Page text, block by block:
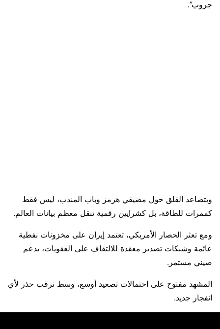
جروب”.
ويتصاعد القلق حول مضيقي هرمز وباب المندب، ليس فقط
كممرات للطاقة، بل كشرايين رقمية تنقل معظم بيانات العالم.
ومع تعثر الحصار الأمريكي، تعتمد إيران على مخزونات نفطية
عائمة وشبكات تصدير معقدة للالتفاف على العقوبات، بدعم
صيني مستمر.
المشهد مفتوح على احتمالات تصعيد أوسع، وسط ترقب حذر لأي
انفجار جديد.